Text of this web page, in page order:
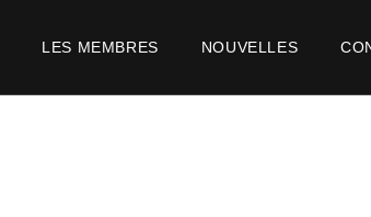
LES MEMBRES NOUVELLES